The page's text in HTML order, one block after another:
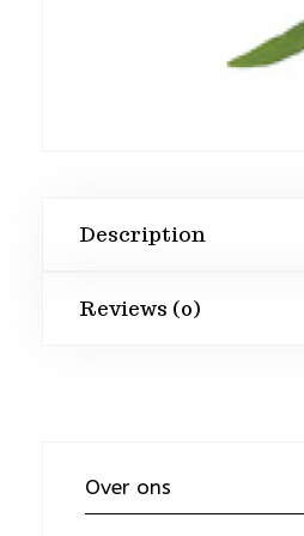
Description
Reviews (0)
Over ons